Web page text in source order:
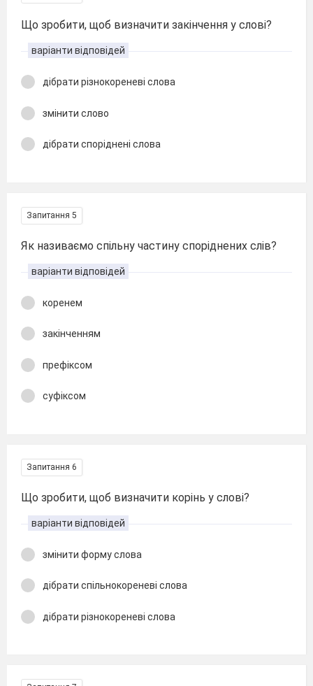
Що зробити, щоб визначити закінчення у слові?
варіанти відповідей
дібрати різнокореневі слова
змінити слово
дібрати споріднені слова
Запитання 5
Як називаємо спільну частину споріднених слів?
варіанти відповідей
коренем
закінченням
префіксом
суфіксом
Запитання 6
Що зробити, щоб визначити корінь у слові?
варіанти відповідей
змінити форму слова
дібрати спільнокореневі слова
дібрати різнокореневі слова